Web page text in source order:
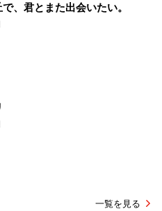
、君とまた出会いたい。
一覧を見る